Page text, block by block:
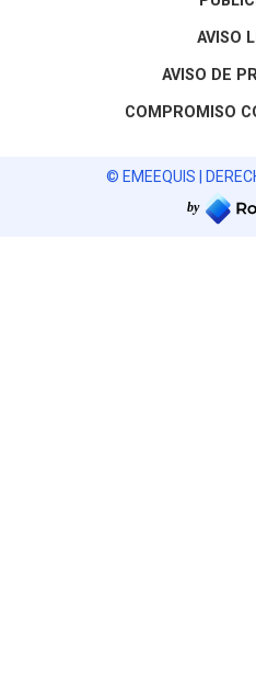
AVISO
AVISO DE
COMPROMISO
© EMEEQUIS |
by